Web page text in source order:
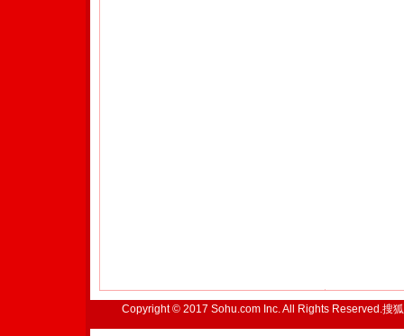
Copyright © 2017 Sohu.com Inc. All Rights Reserved.搜